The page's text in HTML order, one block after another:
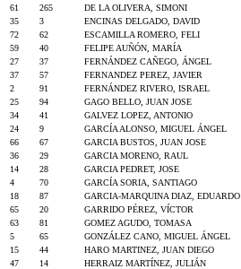
61
265 DE LA OLIVERA, SIMONI
35
3 ENCINAS DELGADO, DAVID
72
62 ESCAMILLA ROMERO, FELI
59
40 FELIPE AUÑÓN, MARÍA
27
37 FERNÁNDEZ CAÑEGO, ÁNGEL
37
57 FERNANDEZ PEREZ, JAVIER
2
91 FERNÁNDEZ RIVERO, ISRAEL
25
94 GAGO BELLO, JUAN JOSE
34
41 GALVEZ LOPEZ, ANTONIO
24
9 GARCÍA ALONSO, MIGUEL ÁNGEL
66
67 GARCIA BUSTOS, JUAN JOSE
36
29 GARCIA MORENO, RAUL
14
28 GARCIA PEDRET, JOSE
4
70 GARCÍA SORIA, SANTIAGO
18
87 GARCIA-MARQUINA DIAZ, EDUARDO
65
20 GARRIDO PÉREZ, VÍCTOR
63
81 GOMEZ AGUDO, TOMASA
5
65 GONZÁLEZ CANO, MIGUEL ÁNGEL
15
44 HARO MARTINEZ, JUAN DIEGO
47
14 HERRAIZ MARTÍNEZ, JULIÁN